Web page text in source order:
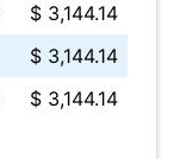
$ 3,144.14
$ 3,144.14
$ 3,144.14